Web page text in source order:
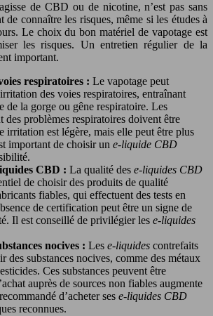
de CBD ou de nicotine, n’est pas sans
de connaître les risques, même si les études à
Le choix du bon matériel de vapotage est
les risques. Un entretien régulier de la
important.
respiratoires : Le vapotage peut
des voies respiratoires, entraînant
de la gorge ou gêne respiratoire. Les
des problèmes respiratoires doivent être
irritation est légère, mais elle peut être plus
important de choisir un e-liquide CBD
CBD : La qualité des e-liquides CBD
de choisir des produits de qualité
fiables, qui effectuent des tests en
de certification peut être un signe de
Il est conseillé de privilégier les e-liquides
nocives : Les e-liquides contrefaits
des substances nocives, comme des métaux
Ces substances peuvent être
auprès de sources non fiables augmente
d’acheter ses e-liquides CBD
reconnues.